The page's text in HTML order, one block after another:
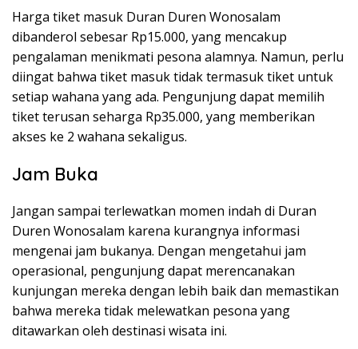
Harga tiket masuk Duran Duren Wonosalam
dibanderol sebesar Rp15.000, yang mencakup
pengalaman menikmati pesona alamnya. Namun, perlu
diingat bahwa tiket masuk tidak termasuk tiket untuk
setiap wahana yang ada. Pengunjung dapat memilih
tiket terusan seharga Rp35.000, yang memberikan
akses ke 2 wahana sekaligus.
Jam Buka
Jangan sampai terlewatkan momen indah di Duran
Duren Wonosalam karena kurangnya informasi
mengenai jam bukanya. Dengan mengetahui jam
operasional, pengunjung dapat merencanakan
kunjungan mereka dengan lebih baik dan memastikan
bahwa mereka tidak melewatkan pesona yang
ditawarkan oleh destinasi wisata ini.